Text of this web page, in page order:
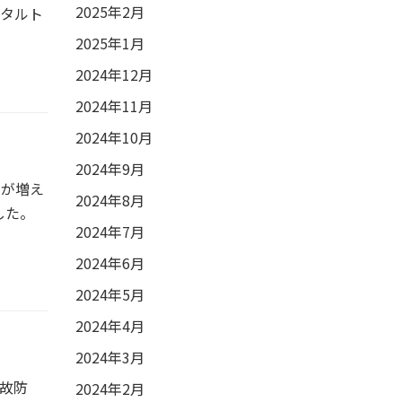
ルト
増え
。
防
2025年2月
2025年1月
2024年12月
2024年11月
2024年10月
2024年9月
2024年8月
2024年7月
2024年6月
2024年5月
2024年4月
2024年3月
2024年2月